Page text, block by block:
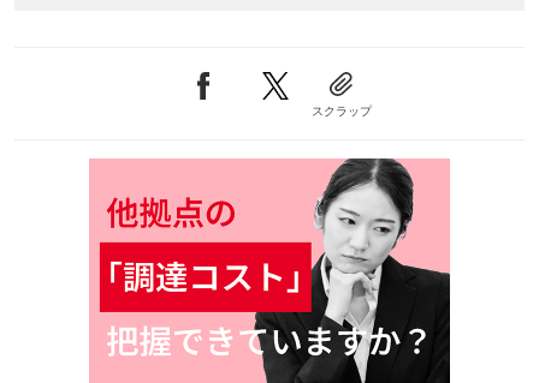
スクラップ